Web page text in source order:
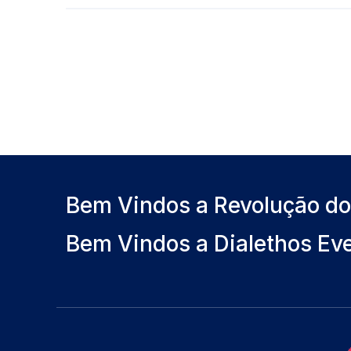
Bem Vindos a Revolução
Bem Vindos a Dialethos